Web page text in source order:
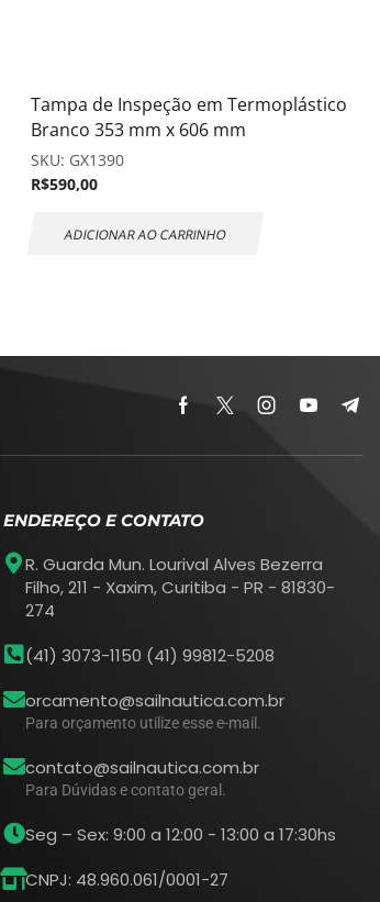
Tampa de Inspeção em Termoplástico
Branco 353 mm x 606 mm
SKU: GX1390
R$590,00
ADICIONAR AO CARRINHO
ENDEREÇO E CONTATO
R. Guarda Mun. Lourival Alves Bezerra
Filho, 211 - Xaxim, Curitiba - PR - 81830-
274
(41) 3073-1150 (41) 99812-5208
orcamento@sailnautica.com.br
Para orçamento utilize esse e-mail.
contato@sailnautica.com.br
Para Dúvidas e contato geral.
Seg – Sex: 9:00 a 12:00 - 13:00 a 17:30hs
CNPJ: 48.960.061/0001-27